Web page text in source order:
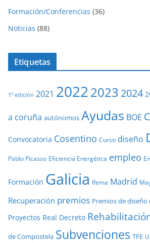
Formación/Conferencias (36)
Noticias (88)
Etiquetas
1º edición 2021 20222023 2024
a coruña autónomos Ayudas BOE
Convocatoria Cosentino Curso diseño
Pablo Picasso Eficiencia Energética empleo
Formación Galicia Ifema Madrid
Recuperación premios Premios de
Proyectos Real Decreto
de Compostela Subvenciones TFE